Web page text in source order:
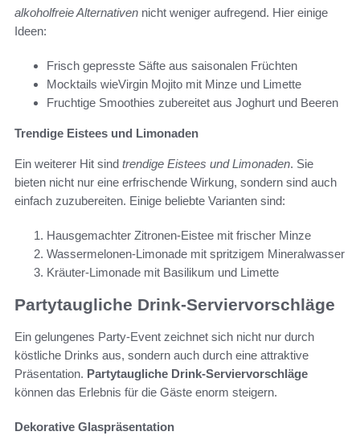
alkoholfreie Alternativen nicht weniger aufregend. Hier einige
Ideen:
Frisch gepresste Säfte aus saisonalen Früchten
Mocktails wieVirgin Mojito mit Minze und Limette
Fruchtige Smoothies zubereitet aus Joghurt und Beeren
Trendige Eistees und Limonaden
Ein weiterer Hit sind trendige Eistees und Limonaden. Sie
bieten nicht nur eine erfrischende Wirkung, sondern sind auch
einfach zuzubereiten. Einige beliebte Varianten sind:
Hausgemachter Zitronen-Eistee mit frischer Minze
Wassermelonen-Limonade mit spritzigem Mineralwasser
Kräuter-Limonade mit Basilikum und Limette
Partytaugliche Drink-Serviervorschläge
Ein gelungenes Party-Event zeichnet sich nicht nur durch
köstliche Drinks aus, sondern auch durch eine attraktive
Präsentation. Partytaugliche Drink-Serviervorschläge
können das Erlebnis für die Gäste enorm steigern.
Dekorative Glaspräsentation